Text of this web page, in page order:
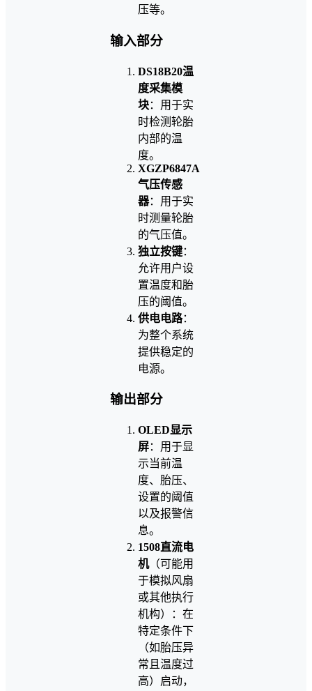
压等。
输入部分
DS18B20温
度采集模
块：用于实
时检测轮胎
内部的温
度。
XGZP6847A
气压传感
器：用于实
时测量轮胎
的气压值。
独立按键：
允许用户设
置温度和胎
压的阈值。
供电电路：
为整个系统
提供稳定的
电源。
输出部分
OLED显示
屏：用于显
示当前温
度、胎压、
设置的阈值
以及报警信
息。
1508直流电
机（可能用
于模拟风扇
或其他执行
机构）：在
特定条件下
（如胎压异
常且温度过
高）启动，